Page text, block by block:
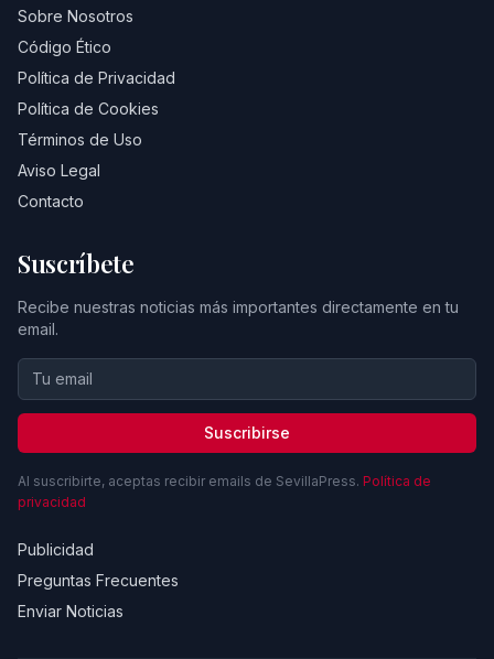
Sobre Nosotros
Código Ético
Política de Privacidad
Política de Cookies
Términos de Uso
Aviso Legal
Contacto
Suscríbete
Recibe nuestras noticias más importantes directamente en tu
email.
Suscribirse
Al suscribirte, aceptas recibir emails de SevillaPress. Política de
privacidad
Publicidad
Preguntas Frecuentes
Enviar Noticias